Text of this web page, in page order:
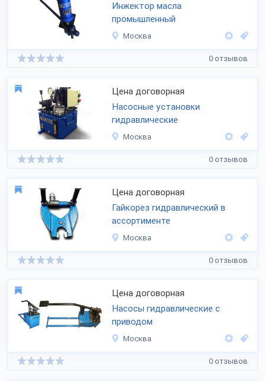
Инжектор масла
промышленный
Москва
0 отзывов
Цена договорная
Насосные установки
гидравлические
Москва
0 отзывов
Цена договорная
Гайкорез гидравлический в
ассортименте
Москва
0 отзывов
Цена договорная
Насосы гидравлические с
приводом
Москва
0 отзывов